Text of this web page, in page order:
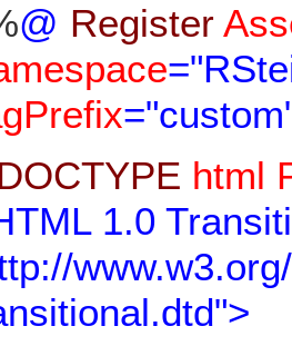
@ Register
html
1.0